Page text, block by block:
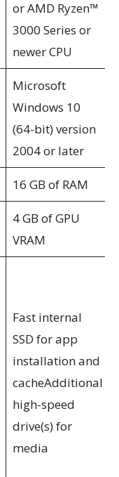
or AMD Ryzen™
3000 Series or
newer CPU
Microsoft
Windows 10
(64-bit) version
2004 or later
16 GB of RAM
4 GB of GPU
VRAM
Fast internal
SSD for app
installation and
cacheAdditional
high-speed
drive(s) for
media